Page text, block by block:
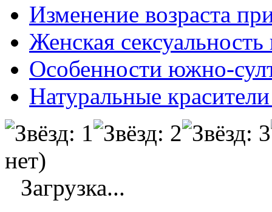
Изменение возраста
Женская
Особенности южно-
Натуральные
нет)
Загрузка...